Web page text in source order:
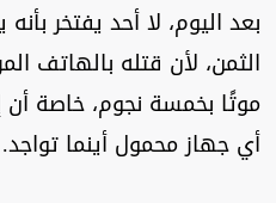
بعد اليوم، لا أحد يفتخر
الثمن، لأن قتله بالهاتف
موتًا بخمسة نجوم، خاصة أن
أي جهاز محمول أينما تواجد.